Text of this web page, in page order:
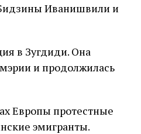
Иванишвили и
в Зугдиди. Она
и продолжилась
Европы протестные
эмигранты.